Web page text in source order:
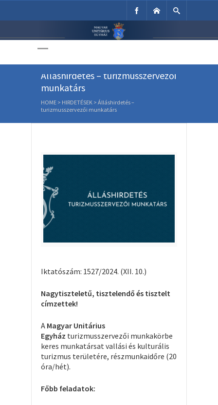
Unitárius Egyház
Álláshirdetés – turizmusszervezői
munkatárs
HOME > HIRDETÉSEK > Álláshirdetés –
turizmusszervezői munkatárs
Iktatószám: 1527/2024. (XII. 10.)
Nagytiszteletű, tisztelendő és tisztelt
címzettek!
A Magyar Unitárius
Egyház turizmusszervezői munkakörbe
keres munkatársat vallási és kulturális
turizmus területére, részmunkaidőre (20
óra/hét).
Főbb feladatok: